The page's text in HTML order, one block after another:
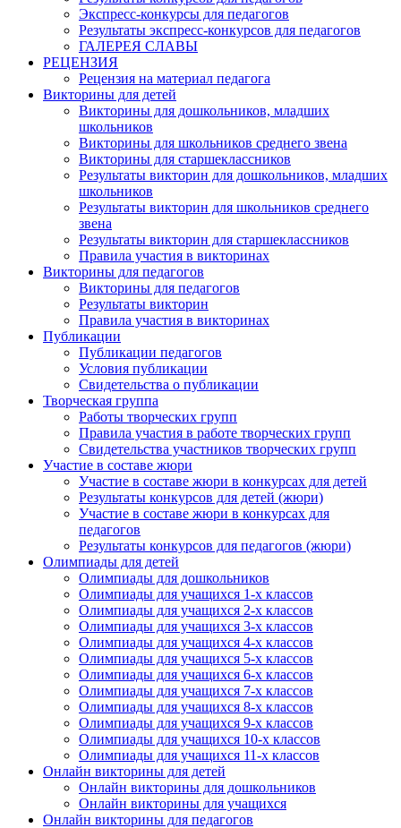
Экспресс-конкурсы для педагогов
Результаты экспресс-конкурсов для педагогов
ГАЛЕРЕЯ СЛАВЫ
РЕЦЕНЗИЯ
Рецензия на материал педагога
Викторины для детей
Викторины для дошкольников, младших
школьников
Викторины для школьников среднего звена
Викторины для старшеклассников
Результаты викторин для дошкольников, младших
школьников
Результаты викторин для школьников среднего
звена
Результаты викторин для старшеклассников
Правила участия в викторинах
Викторины для педагогов
Викторины для педагогов
Результаты викторин
Правила участия в викторинах
Публикации
Публикации педагогов
Условия публикации
Свидетельства о публикации
Творческая группа
Работы творческих групп
Правила участия в работе творческих групп
Свидетельства участников творческих групп
Участие в составе жюри
Участие в составе жюри в конкурсах для детей
Результаты конкурсов для детей (жюри)
Участие в составе жюри в конкурсах для
педагогов
Результаты конкурсов для педагогов (жюри)
Олимпиады для детей
Олимпиады для дошкольников
Олимпиады для учащихся 1-х классов
Олимпиады для учащихся 2-х классов
Олимпиады для учащихся 3-х классов
Олимпиады для учащихся 4-х классов
Олимпиады для учащихся 5-х классов
Олимпиады для учащихся 6-х классов
Олимпиады для учащихся 7-х классов
Олимпиады для учащихся 8-х классов
Олимпиады для учащихся 9-х классов
Олимпиады для учащихся 10-х классов
Олимпиады для учащихся 11-х классов
Онлайн викторины для детей
Онлайн викторины для дошкольников
Онлайн викторины для учащихся
Онлайн викторины для педагогов